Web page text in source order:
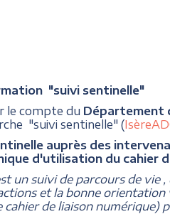
"suivi sentinelle"
le compte du Département
"suivi sentinelle" (
auprès des
d'utilisation du cahier
un suivi de parcours de vie
et la bonne orientation
de liaison numérique)